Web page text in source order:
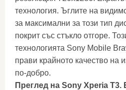
технология. Ъглите на
за максимални за този тип
покрит със стъкло отгоре.
технологията Sony Mobile
прави крайното качество на
по-добро.
Преглед на Sony Xperia T3.